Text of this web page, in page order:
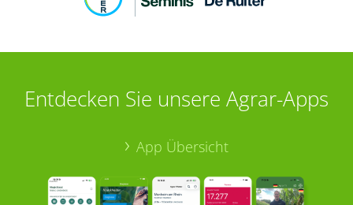
Entdecken Sie unsere Agrar-Apps
App Übersicht